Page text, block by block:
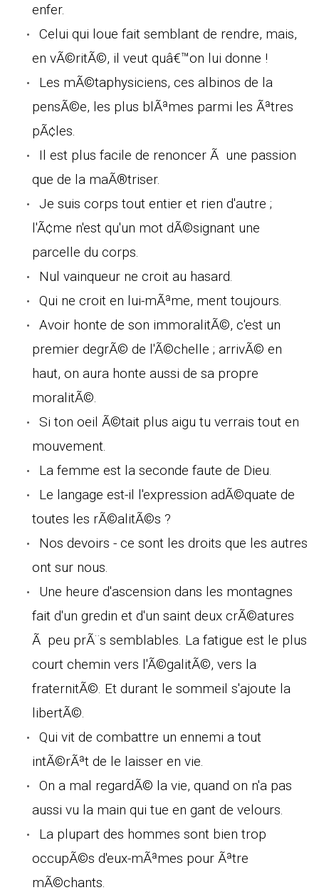
enfer.
Celui qui loue fait semblant de rendre, mais,
en vÃ©ritÃ©, il veut quâ€™on lui donne !
Les mÃ©taphysiciens, ces albinos de la
pensÃ©e, les plus blÃªmes parmi les Ãªtres
pÃ¢les.
Il est plus facile de renoncer Ã une passion
que de la maÃ®triser.
Je suis corps tout entier et rien d'autre ;
l'Ã¢me n'est qu'un mot dÃ©signant une
parcelle du corps.
Nul vainqueur ne croit au hasard.
Qui ne croit en lui-mÃªme, ment toujours.
Avoir honte de son immoralitÃ©, c'est un
premier degrÃ© de l'Ã©chelle ; arrivÃ© en
haut, on aura honte aussi de sa propre
moralitÃ©.
Si ton oeil Ã©tait plus aigu tu verrais tout en
mouvement.
La femme est la seconde faute de Dieu.
Le langage est-il l'expression adÃ©quate de
toutes les rÃ©alitÃ©s ?
Nos devoirs - ce sont les droits que les autres
ont sur nous.
Une heure d'ascension dans les montagnes
fait d'un gredin et d'un saint deux crÃ©atures
Ã peu prÃ¨s semblables. La fatigue est le plus
court chemin vers l'Ã©galitÃ©, vers la
fraternitÃ©. Et durant le sommeil s'ajoute la
libertÃ©.
Qui vit de combattre un ennemi a tout
intÃ©rÃªt de le laisser en vie.
On a mal regardÃ© la vie, quand on n'a pas
aussi vu la main qui tue en gant de velours.
La plupart des hommes sont bien trop
occupÃ©s d'eux-mÃªmes pour Ãªtre
mÃ©chants.